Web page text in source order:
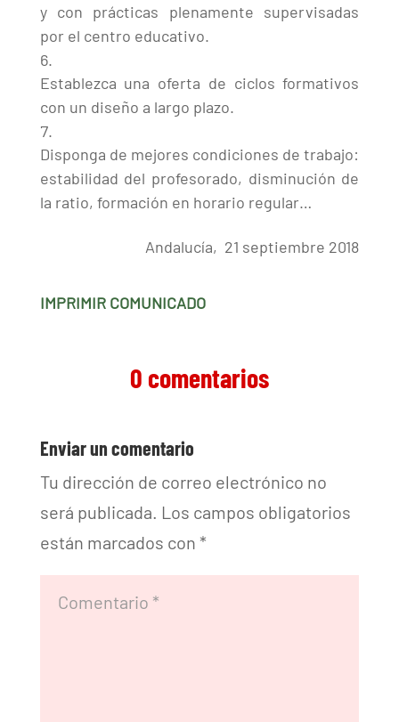
y con prácticas plenamente supervisadas
por el centro educativo.
Establezca una oferta de ciclos formativos
con un diseño a largo plazo.
Disponga de mejores condiciones de trabajo:
estabilidad del profesorado, disminución de
la ratio, formación en horario regular…
Andalucía, 21 septiembre 2018
IMPRIMIR COMUNICADO
0 comentarios
Enviar un comentario
Tu dirección de correo electrónico no
será publicada. Los campos obligatorios
están marcados con *